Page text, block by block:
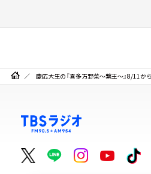
慶応大生の『喜多方野菜～繋王～』8/11か